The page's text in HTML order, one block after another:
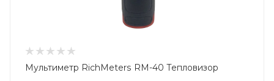
Мультиметр RichMeters RM-40 Тепловизор